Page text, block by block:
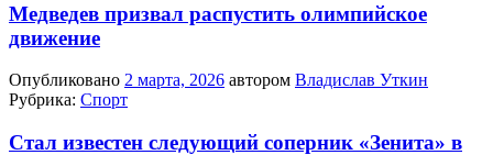
Медведев призвал распустить олимпийское
движение
Опубликовано 2 марта, 2026 автором Владислав Уткин
Рубрика: Спорт
Стал известен следующий соперник «Зенита» в